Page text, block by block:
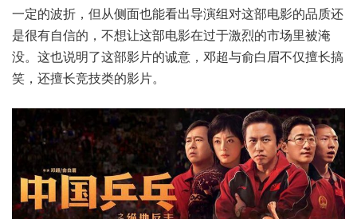
一定的波折，但从侧面也能看出导演组对这部电影的品质还
是很有自信的，不想让这部电影在过于激烈的市场里被淹
没。这也说明了这部影片的诚意，邓超与俞白眉不仅擅长搞
笑，还擅长竞技类的影片。